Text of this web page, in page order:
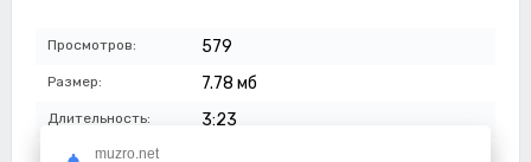
Просмотров: 579
Размер: 7.78 мб
Длительность: 3:23
Качество:muzro.net